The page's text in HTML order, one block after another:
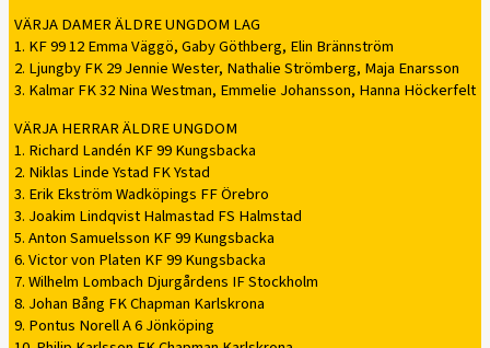
VÄRJA DAMER ÄLDRE UNGDOM LAG
1. KF 99 12 Emma Väggö, Gaby Göthberg, Elin Brännström
2. Ljungby FK 29 Jennie Wester, Nathalie Strömberg, Maja Enarsson
3. Kalmar FK 32 Nina Westman, Emmelie Johansson, Hanna Höckerfelt
VÄRJA HERRAR ÄLDRE UNGDOM
1. Richard Landén KF 99 Kungsbacka
2. Niklas Linde Ystad FK Ystad
3. Erik Ekström Wadköpings FF Örebro
3. Joakim Lindqvist Halmastad FS Halmstad
5. Anton Samuelsson KF 99 Kungsbacka
6. Victor von Platen KF 99 Kungsbacka
7. Wilhelm Lombach Djurgårdens IF Stockholm
8. Johan Bång FK Chapman Karlskrona
9. Pontus Norell A 6 Jönköping